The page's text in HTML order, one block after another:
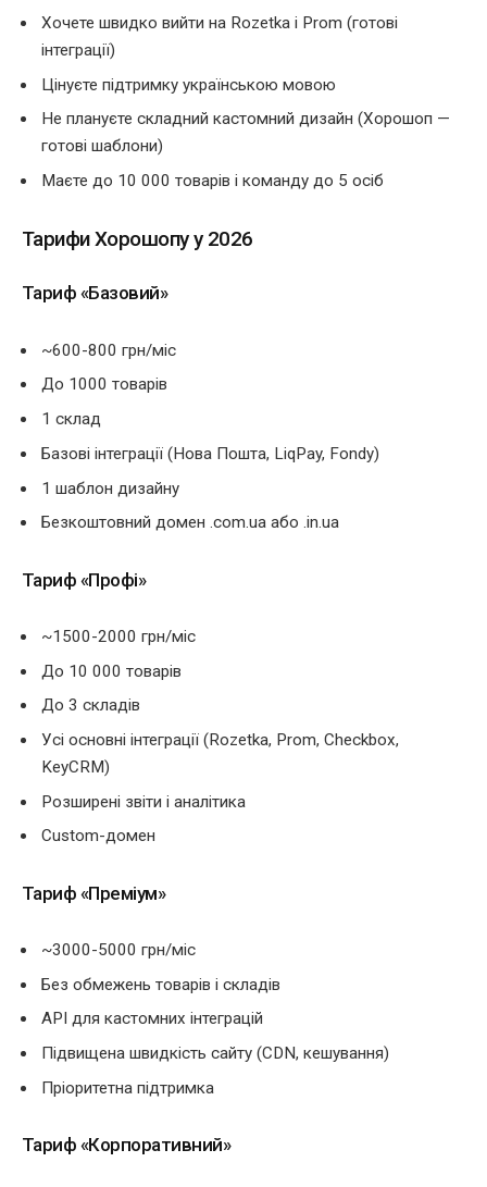
Хочете швидко вийти на Rozetka і Prom (готові
інтеграції)
Цінуєте підтримку українською мовою
Не плануєте складний кастомний дизайн (Хорошоп —
готові шаблони)
Маєте до 10 000 товарів і команду до 5 осіб
Тарифи Хорошопу у 2026
Тариф «Базовий»
~600-800 грн/міс
До 1000 товарів
1 склад
Базові інтеграції (Нова Пошта, LiqPay, Fondy)
1 шаблон дизайну
Безкоштовний домен .com.ua або .in.ua
Тариф «Профі»
~1500-2000 грн/міс
До 10 000 товарів
До 3 складів
Усі основні інтеграції (Rozetka, Prom, Checkbox,
KeyCRM)
Розширені звіти і аналітика
Custom-домен
Тариф «Преміум»
~3000-5000 грн/міс
Без обмежень товарів і складів
API для кастомних інтеграцій
Підвищена швидкість сайту (CDN, кешування)
Пріоритетна підтримка
Тариф «Корпоративний»